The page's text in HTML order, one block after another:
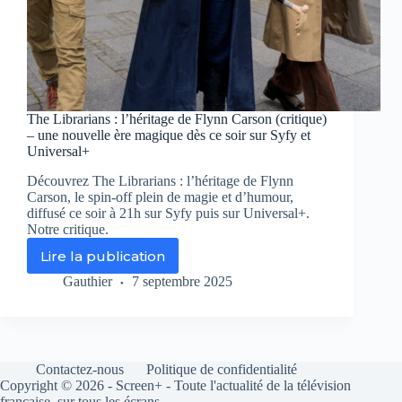
The Librarians : l’héritage de Flynn Carson (critique)
– une nouvelle ère magique dès ce soir sur Syfy et
Universal+
Découvrez The Librarians : l’héritage de Flynn
Carson, le spin-off plein de magie et d’humour,
diffusé ce soir à 21h sur Syfy puis sur Universal+.
Notre critique.
Lire la publication
The
Librarians
Carson
(critique)
Gauthier 7 septembre 2025
Contactez-nous
Politique de confidentialité
Copyright © 2026 - Screen+ - Toute l'actualité de la télévision